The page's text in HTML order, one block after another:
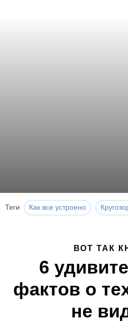
Теги Как все устроено
ВОТ ТАК
6
фактов о
не